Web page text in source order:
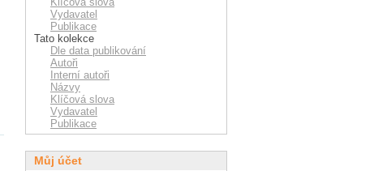
Vydavatel
Publikace
Tato kolekce
Dle data publikování
Autoři
Interní autoři
Názvy
Klíčová slova
Vydavatel
Publikace
Můj účet